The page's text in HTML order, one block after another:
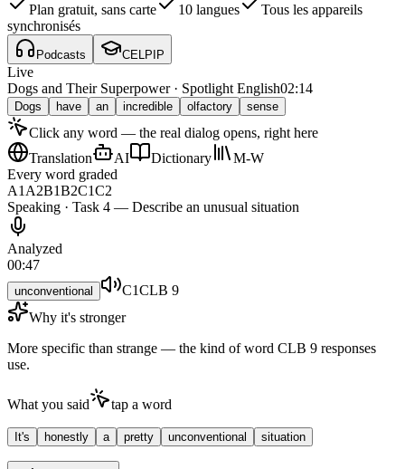
Plan gratuit, sans carte
10 langues
Tous les appareils
synchronisés
Podcasts CELPIP
Live
Dogs and Their Superpower · Spotlight English02:14
Dogs have an incredible olfactory sense
Click any word — the real dialog opens, right here
Translation
AI Dictionary
M-W
Every word graded
A1 A2B1B2C1C2
Speaking · Task 4 — Describe an unusual situation
Analyzed
00:47
unconventional C1CLB 9
Why it's stronger
More specific than strange — the kind of word CLB 9 responses
use.
What you said tap a word
It's honestly a pretty unconventional situation